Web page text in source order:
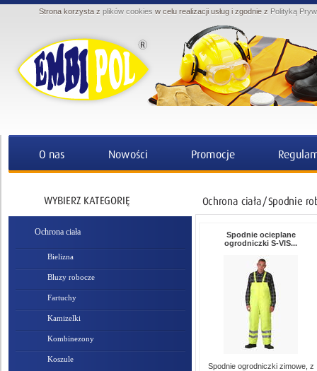
Strona korzysta z plików cookies w celu realizacji usług i zgodnie z Polityką
Ochrona ciała
Bielizna
Bluzy robocze
Fartuchy
Kamizelki
Kombinezony
Koszule
Spodnie ocieplane
ogrodniczki S-VIS...
Spodnie ogrodniczki zimowe, z